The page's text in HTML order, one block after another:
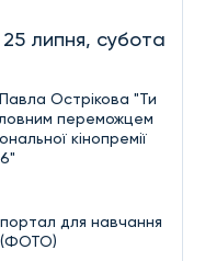
25 липня, субота
Острікова "Ти
переможцем
кінопремії
для навчання
(ФОТО)